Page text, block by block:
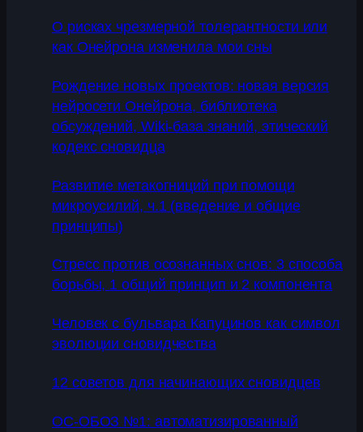
О рисках чрезмерной толерантности или
как Онейрона изменила мои сны
Рождение новых проектов: новая версия
нейросети Онейрона, библиотека
обсуждений, Wiki-база знаний, этический
кодекс сновидца
Развитие метакогниций при помощи
микроусилий, ч.1 (введение и общие
принципы)
Стресс против осознанных снов: 3 способа
борьбы, 1 общий принцип и 2 компонента
Человек с бульвара Капуцинов как символ
эволюции сновидчества
12 советов для начинающих сновидцев
ОС-ОБОЗ №1: автоматизированный